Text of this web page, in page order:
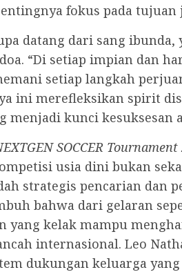
fokus pada tujuan
datang dari sang ibunda,
“Di setiap impian dan
setiap langkah
ini merefleksikan spirit
menjadi kunci kesuksesan
SOCCER Tournament
usia dini bukan
strategis pencarian dan
bahwa dari gelaran
yang kelak mampu
internasional. Leo
dukungan keluarga